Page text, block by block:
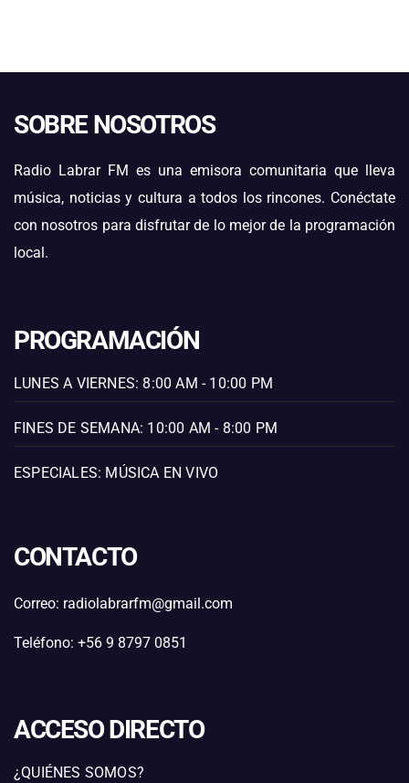
SOBRE NOSOTROS
Radio Labrar FM es una emisora comunitaria que lleva
música, noticias y cultura a todos los rincones. Conéctate
con nosotros para disfrutar de lo mejor de la programación
local.
PROGRAMACIÓN
LUNES A VIERNES: 8:00 AM - 10:00 PM
FINES DE SEMANA: 10:00 AM - 8:00 PM
ESPECIALES: MÚSICA EN VIVO
CONTACTO
Correo: radiolabrarfm@gmail.com
Teléfono: +56 9 8797 0851
ACCESO DIRECTO
¿QUIÉNES SOMOS?